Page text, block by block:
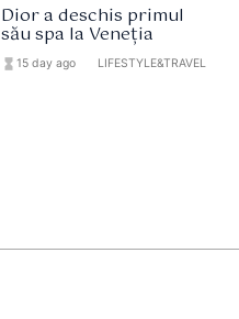
Dior a deschis primul
său spa la Veneția
hourglass_full 15 day ago LIFESTYLE&TRAVEL